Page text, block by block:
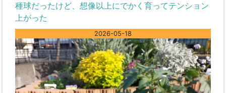
種球だったけど、想像以上にでかく育ってテンション
上がった
2026-05-18